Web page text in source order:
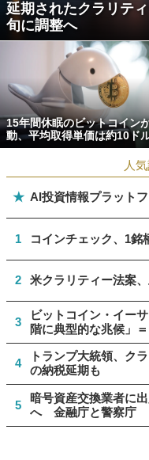
延期されたクラリテ
旬に調整へ
15年間休眠のビットコイン
動、平均取得単価は約10ド
人
★ AI投資情報プラット
1 コインチェック、1銘
2 米クラリティー法案
3
ビットコイン・イー
階に典型的な兆候」
4
トランプ大統領、ク
の納税延期も
5
暗号資産交換業者に
へ 金融庁と警察庁